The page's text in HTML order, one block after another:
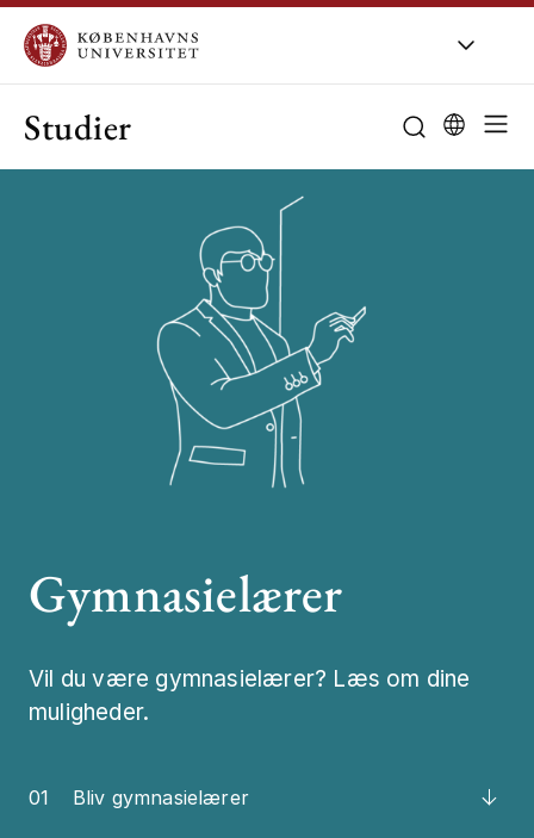
Studier
Gymnasielærer
Vil du være gymnasielærer? Læs om dine
muligheder.
01 Bliv gymnasielærer